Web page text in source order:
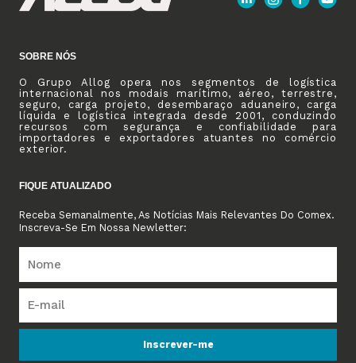
SOBRE NÓS
O Grupo Allog opera nos segmentos de logística
internacional nos modais marítimo, aéreo, terrestre,
seguro, carga projeto, desembaraço aduaneiro, carga
líquida e logística integrada desde 2001, conduzindo
recursos com segurança e confiabilidade para
importadores e exportadores atuantes no comércio
exterior.
FIQUE ATUALIZADO
Receba Semanalmente, As Notícias Mais Relevantes Do Comex.
Inscreva-Se Em Nossa Newletter:
Inscrever-me